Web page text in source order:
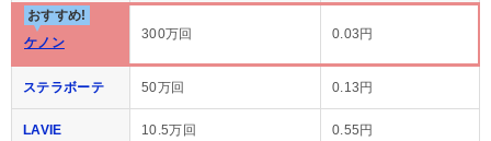
おすすめ!
ケノン
300万回 0.03円
ステラボーテ 50万回 0.13円
LAVIE 10.5万回 0.55円